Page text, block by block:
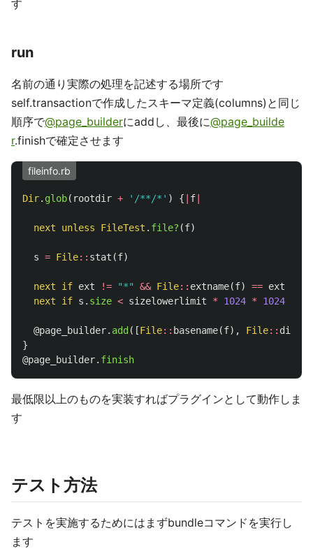
す
run
名前の通り実際の処理を記述する場所です
self.transactionで作成したスキーマ定義(columns)と同じ
順序で@page_builderにaddし、最後に@page_builde
r.finishで確定させます
fileinfo.rb
Dir. glob( rootdir + '/**/*' ) { f
next unless FileTest . file? (f)
s = File:: stat (f)
next if ext != "*" && File:: extname(f) == ext
next
if s . size < sizelowerlimit * 1024 * 1024
@page_builder. add ([File:: basename(f), File::
}
@page_builder. finish
最低限以上のものを実装すればプラグインとして動作しま
す
テスト方法
テストを実施するためにはまずbundleコマンドを実行し
ます